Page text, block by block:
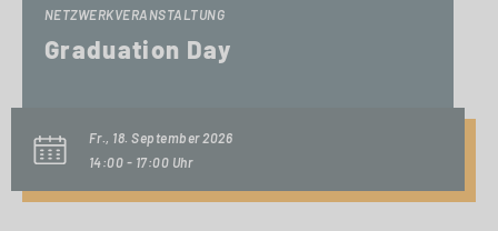
NETZWERKVERANSTALTUNG
Graduation Day
Fr., 18. September 2026
14:00 - 17:00 Uhr